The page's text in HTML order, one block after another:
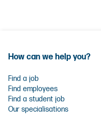
How can we help you?
Find a job
Find employees
Find a student job
Our specialisations